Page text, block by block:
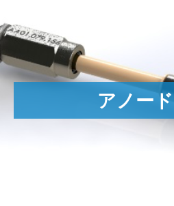
アノー
数十年に及ぶ経
エクスツルードホーン(Extrude
「ハイブリッドアノード(Hybrid